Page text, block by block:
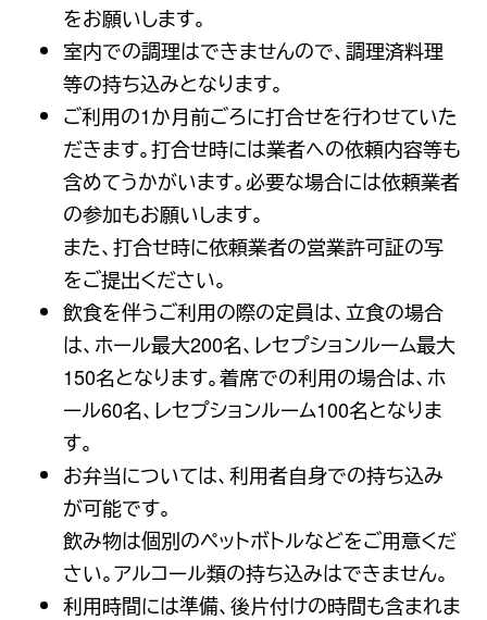
をお願いします。
室内での調理はできませんので、調理済料理
等の持ち込みとなります。
ご利用の1か月前ごろに打合せを行わせていた
だきます。打合せ時には業者への依頼内容等も
含めてうかがいます。必要な場合には依頼業者
の参加もお願いします。
また、打合せ時に依頼業者の営業許可証の写
をご提出ください。
飲食を伴うご利用の際の定員は、立食の場合
は、ホール最大200名、レセプションルーム最大
150名となります。着席での利用の場合は、ホ
ール60名、レセプションルーム100名となりま
す。
お弁当については、利用者自身での持ち込み
が可能です。
飲み物は個別のペットボトルなどをご用意くだ
さい。アルコール類の持ち込みはできません。
利用時間には準備、後片付けの時間も含まれま